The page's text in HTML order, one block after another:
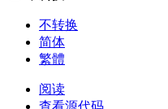
不转换
简体
繁體
阅读
查看源代码